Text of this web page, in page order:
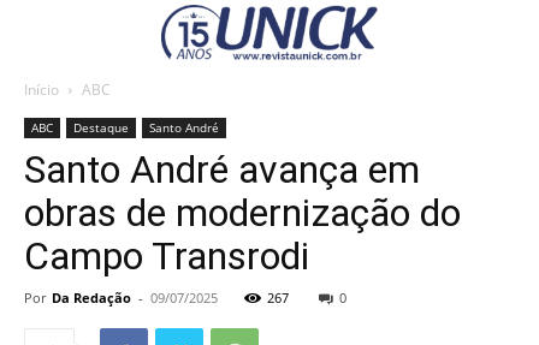
Início ABC
ABC Destaque Santo André
Santo André avança em
obras de modernização do
Campo Transrodi
Por Da Redação - 09/07/2025 267 0